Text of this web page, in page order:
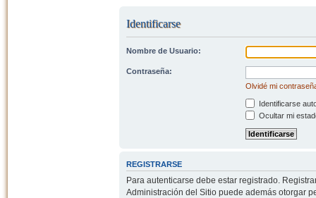
Identificarse
Nombre de Usuario:
Contraseña:
Olvidé mi
Identificarse
Ocultar mi
REGISTRARSE
Para autenticarse debe estar registrado.
Administración del Sitio puede además otorgar